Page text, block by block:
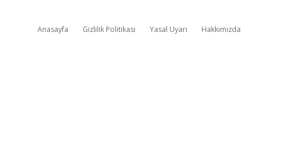
Anasayfa Gizlilik Politikası Yasal Uyarı Hakkımızda